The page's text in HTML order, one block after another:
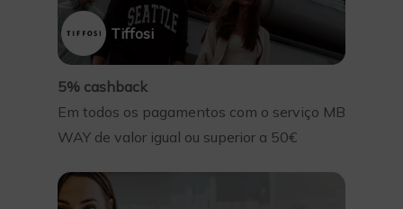
Tiffosi
5% cashback
Em todos os pagamentos com o serviço MB
WAY de valor igual ou superior a 50€